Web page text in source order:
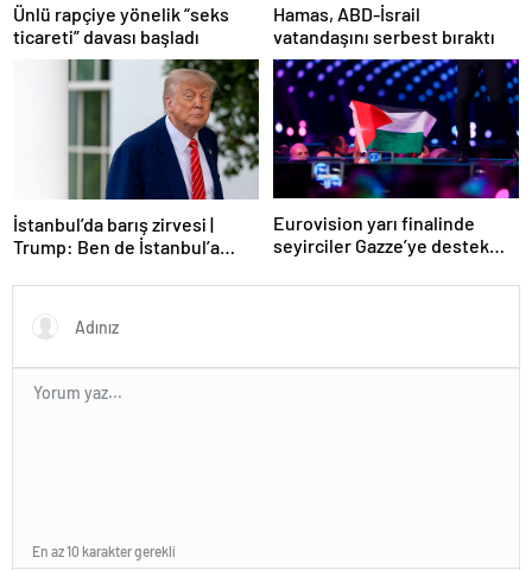
Ünlü rapçiye yönelik “seks
ticareti” davası başladı
Hamas, ABD-İsrail
vatandaşını serbest bıraktı
İstanbul’da barış zirvesi |
Trump: Ben de İstanbul’a
Eurovision yarı finalinde
seyirciler Gazze’ye destek
En az 10 karakter gerekli